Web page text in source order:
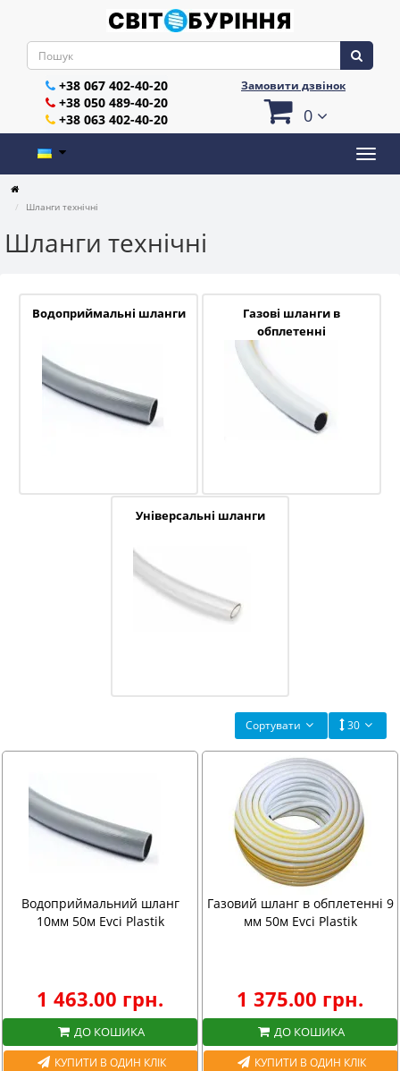
+38 067 402-40-20
+38 050 489-40-20
+38 063 402-40-20
Замовити дзвінок
0
Шланги технічні
Шланги технічні
Водоприймальні шланги
Газові шланги в
обплетенні
Універсальні шланги
Сортувати 30
Водоприймальний шланг
10мм 50м Evci Plastik
1 463.00 грн.
ДО КОШИКА
КУПИТИ В ОДИН КЛІК
Газовий шланг в обплетенні 9
мм 50м Evci Plastik
1 375.00 грн.
ДО КОШИКА
КУПИТИ В ОДИН КЛІК